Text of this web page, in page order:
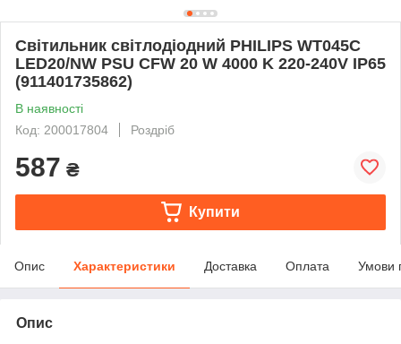
Світильник світлодіодний PHILIPS WT045C
LED20/NW PSU CFW 20 W 4000 K 220-240V IP65
(911401735862)
В наявності
Код: 200017804
Роздріб
587 ₴
Купити
Опис Характеристики Доставка Оплата Умови
Опис